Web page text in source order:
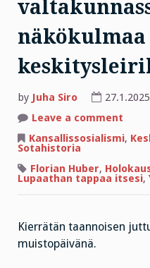
näkökulmaa
by Juha Siro 27.1.2025
Leave a comment
Kansallissosialismi,
Sotahistoria
Florian Huber,
Lupaathan tappaa itsesi,
Kierrätän taannoisen
muistopäivänä.